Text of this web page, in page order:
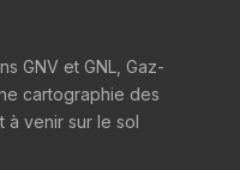
GNV et GNL, Gaz-
cartographie des
venir sur le sol